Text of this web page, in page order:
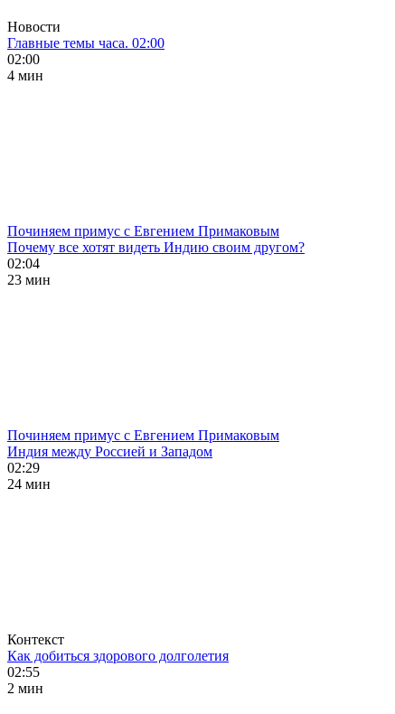
Новости
Главные темы часа. 02:00
02:00
4 мин
Починяем примус с Евгением Примаковым
Почему все хотят видеть Индию своим другом?
02:04
23 мин
Починяем примус с Евгением Примаковым
Индия между Россией и Западом
02:29
24 мин
Контекст
Как добиться здорового долголетия
02:55
2 мин